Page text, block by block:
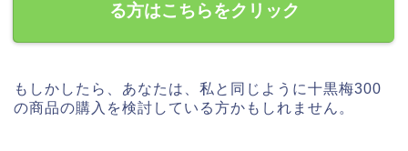
る方はこちらをクリック
もしかしたら、あなたは、私と同じように十黒梅300
の商品の購入を検討している方かもしれません。